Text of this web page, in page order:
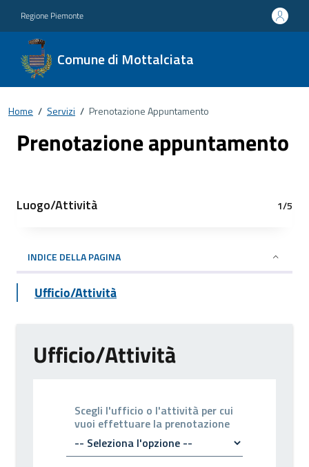
Regione Piemonte
Comune di Mottalciata
Home / Servizi / Prenotazione Appuntamento
Prenotazione appuntamento
Luogo/Attività 1/5
INDICE DELLA PAGINA
Ufficio/Attività
Ufficio/Attività
Scegli l'ufficio o l'attività per cui
vuoi effettuare la prenotazione